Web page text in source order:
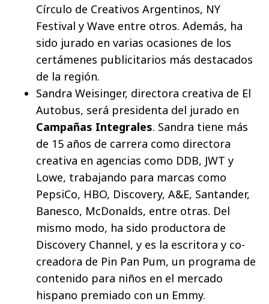
Círculo de Creativos Argentinos, NY
Festival y Wave entre otros. Además, ha
sido jurado en varias ocasiones de los
certámenes publicitarios más destacados
de la región.
Sandra Weisinger, directora creativa de El
Autobus, será presidenta del jurado en
Campañas Integrales. Sandra tiene más
de 15 años de carrera como directora
creativa en agencias como DDB, JWT y
Lowe, trabajando para marcas como
PepsiCo, HBO, Discovery, A&E, Santander,
Banesco, McDonalds, entre otras. Del
mismo modo, ha sido productora de
Discovery Channel, y es la escritora y co-
creadora de Pin Pan Pum, un programa de
contenido para niños en el mercado
hispano premiado con un Emmy.